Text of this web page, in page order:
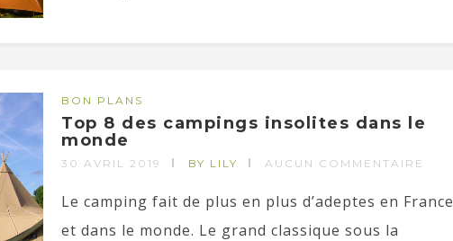
BON PLANS
Top 8 des campings insolites dans le
monde
30 AVRIL 2019 BY LILY AUCUN COMMENTAIRE
Le camping fait de plus en plus d’adeptes en France
et dans le monde. Le grand classique sous la